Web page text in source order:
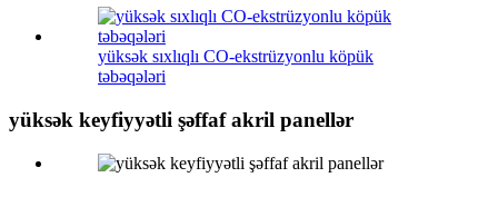
yüksək sıxlıqlı CO-ekstrüzyonlu köpük
təbəqələri
yüksək keyfiyyətli şəffaf akril panellər